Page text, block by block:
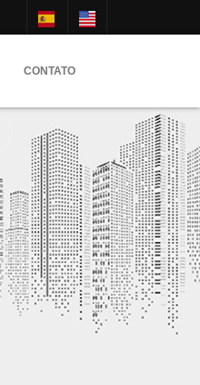
CONTATO